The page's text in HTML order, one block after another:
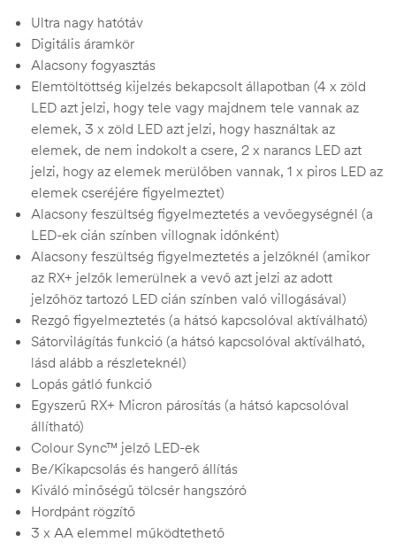
Ultra nagy hatótáv
Digitális áramkör
Alacsony fogyasztás
Elemtöltöttség kijelzés bekapcsolt állapotban (4 x zöld
LED azt jelzi, hogy tele vagy majdnem tele vannak az
elemek, 3 x zöld LED azt jelzi, hogy használtak az
elemek, de nem indokolt a csere, 2 x narancs LED azt
jelzi, hogy az elemek merülőben vannak, 1 x piros LED az
elemek cseréjére figyelmeztet)
Alacsony feszültség figyelmeztetés a vevőegységnél (a
LED-ek cián színben villognak időnként)
Alacsony feszültség figyelmeztetés a jelzőknél (amikor
az RX+ jelzők lemerülnek a vevő azt jelzi az adott
jelzőhöz tartozó LED cián színben való villogásával)
Rezgő figyelmeztetés (a hátsó kapcsolóval aktíválható)
Sátorvilágítás funkció (a hátsó kapcsolóval aktíválható,
lásd alább a részleteknél)
Lopás gátló funkció
Egyszerű RX+ Micron párosítás (a hátsó kapcsolóval
állítható)
Colour Sync™ jelző LED-ek
Be/Kikapcsolás és hangerő állítás
Kiváló minőségű tölcsér hangszóró
Hordpánt rögzítő
3 x AA elemmel működtethető